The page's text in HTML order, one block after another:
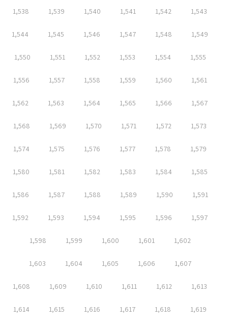
1,538 1,539 1,540 1,541 1,542 1,543
1,544 1,545 1,546 1,547 1,548 1,549
1,550 1,551 1,552 1,553 1,554 1,555
1,556 1,557 1,558 1,559 1,560 1,561
1,562 1,563 1,564 1,565 1,566 1,567
1,568 1,569 1,570 1,571 1,572 1,573
1,574 1,575 1,576 1,577 1,578 1,579
1,580 1,581 1,582 1,583 1,584 1,585
1,586 1,587 1,588 1,589 1,590 1,591
1,592 1,593 1,594 1,595 1,596 1,597
1,598 1,599 1,600 1,601 1,602
1,603 1,604 1,605 1,606 1,607
1,608 1,609 1,610 1,611 1,612 1,613
1,614 1,615 1,616 1,617 1,618 1,619